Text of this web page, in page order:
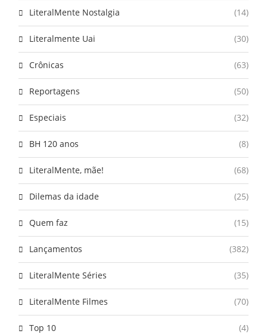
LiteralMente Nostalgia (14)
Literalmente Uai (30)
Crônicas (63)
Reportagens (50)
Especiais (32)
BH 120 anos (8)
LiteralMente, mãe! (68)
Dilemas da idade (25)
Quem faz (15)
Lançamentos (382)
LiteralMente Séries (35)
LiteralMente Filmes (70)
Top 10 (4)